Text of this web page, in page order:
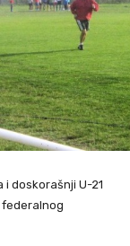
doskorašnji U-21